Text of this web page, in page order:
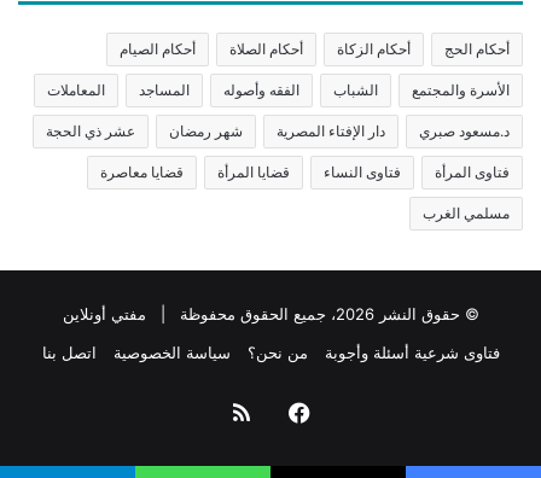
أحكام الحج أحكام الزكاة أحكام الصلاة أحكام الصيام
الأسرة والمجتمع الشباب الفقه وأصوله المساجد المعاملات
د.مسعود صبري دار الإفتاء المصرية شهر رمضان عشر ذي الحجة
فتاوى المرأة فتاوى النساء قضايا المرأة قضايا معاصرة
مسلمي الغرب
© حقوق النشر 2026، جميع الحقوق محفوظة | مفتي أونلاين
فتاوى شرعية أسئلة وأجوبة
من نحن؟ سياسة الخصوصية اتصل بنا
فيسبوك
الموقع